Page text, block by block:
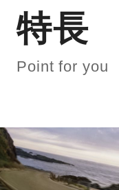
特長
Point for you